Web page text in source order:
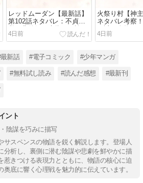
レッドムーダン【最新話】
第102話ネタバレ：不貞発
覚で燕徳妃は失脚！？諍い
の終わりへ
4日前
火祭り村【神
ネタバレ考察
る謎の人物と
4日前
新話 #電子コミック #少年マンガ
#無料試し読み #読んだ感想 #最新刊
ント
陰謀を巧みに描写
サスペンスの物語を鋭く解説します。登場人
分析し、裏側に潜む陰謀や悲劇を鮮やかに描
惹きつける表現力とともに、物語の核心に迫
底に響く心理戦を魅力的に伝えています。